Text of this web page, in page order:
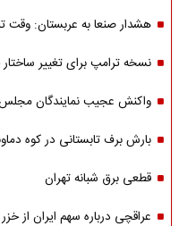
هشدار صنعا به عربستان: وقت
نسخه ترامپ برای تغییر
واکنش عجیب نمایندگان مجلس
بارش برف تابستانی در کوه
قطعی برق شبانه تهران
عراقچی درباره سهم ایران از